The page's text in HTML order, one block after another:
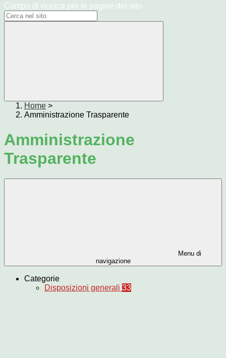
Campo di ricerca per le pagine del sito
Home >
Amministrazione Trasparente
Amministrazione
Trasparente
Menu di
navigazione
Categorie
Disposizioni generali 33